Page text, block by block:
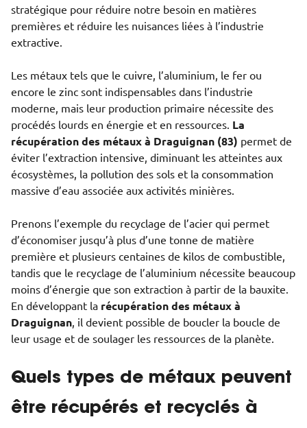
stratégique pour réduire notre besoin en matières
premières et réduire les nuisances liées à l’industrie
extractive.
Les métaux tels que le cuivre, l’aluminium, le fer ou
encore le zinc sont indispensables dans l’industrie
moderne, mais leur production primaire nécessite des
procédés lourds en énergie et en ressources. La
récupération des métaux à Draguignan (83) permet de
éviter l’extraction intensive, diminuant les atteintes aux
écosystèmes, la pollution des sols et la consommation
massive d’eau associée aux activités minières.
Prenons l’exemple du recyclage de l’acier qui permet
d’économiser jusqu’à plus d’une tonne de matière
première et plusieurs centaines de kilos de combustible,
tandis que le recyclage de l’aluminium nécessite beaucoup
moins d’énergie que son extraction à partir de la bauxite.
En développant la récupération des métaux à
Draguignan, il devient possible de boucler la boucle de
leur usage et de soulager les ressources de la planète.
Quels types de métaux peuvent
être récupérés et recyclés à